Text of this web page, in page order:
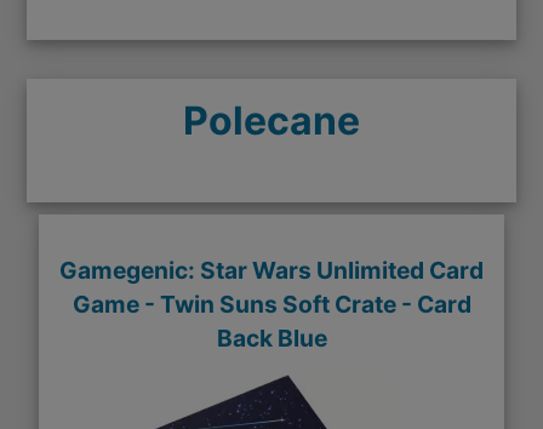
Polecane
Gamegenic: Star Wars Unlimited Card
Game - Twin Suns Soft Crate - Card
Back Blue